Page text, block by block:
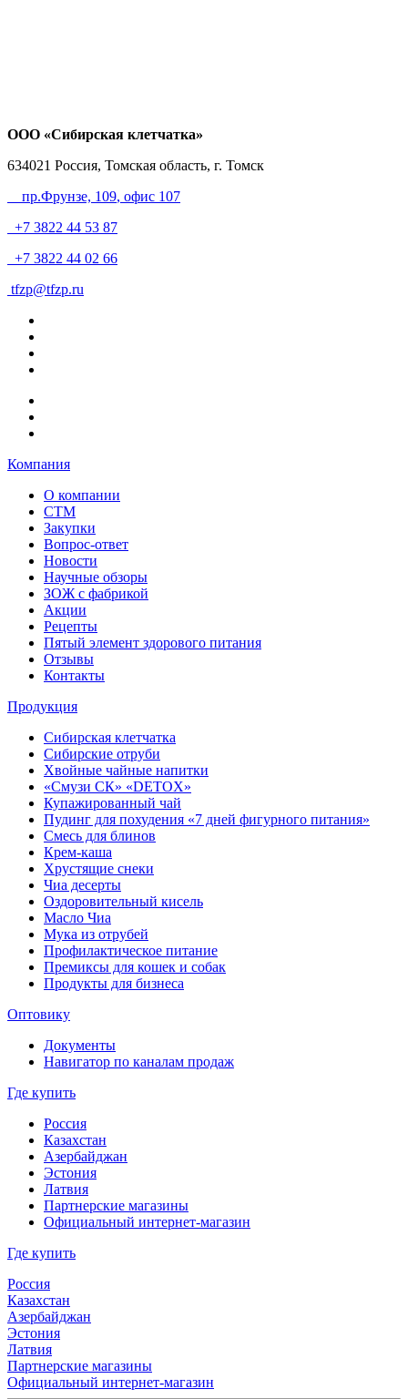
ООО «Сибирская клетчатка»
634021 Россия, Томская область, г. Томск
пр.Фрунзе, 109, офис 107
+7 3822 44 53 87
+7 3822 44 02 66
tfzp@tfzp.ru
Компания
О компании
СТМ
Закупки
Вопрос-ответ
Новости
Научные обзоры
ЗОЖ с фабрикой
Акции
Рецепты
Пятый элемент здорового питания
Отзывы
Контакты
Продукция
Сибирская клетчатка
Сибирские отруби
Хвойные чайные напитки
«Смузи СК» «DETOX»
Купажированный чай
Пудинг для похудения «7 дней фигурного питания»
Смесь для блинов
Крем-каша
Хрустящие снеки
Чиа десерты
Оздоровительный кисель
Масло Чиа
Мука из отрубей
Профилактическое питание
Премиксы для кошек и собак
Продукты для бизнеса
Оптовику
Документы
Навигатор по каналам продаж
Где купить
Россия
Казахстан
Азербайджан
Эстония
Латвия
Партнерские магазины
Официальный интернет-магазин
Где купить
Россия
Казахстан
Азербайджан
Эстония
Латвия
Партнерские магазины
Официальный интернет-магазин